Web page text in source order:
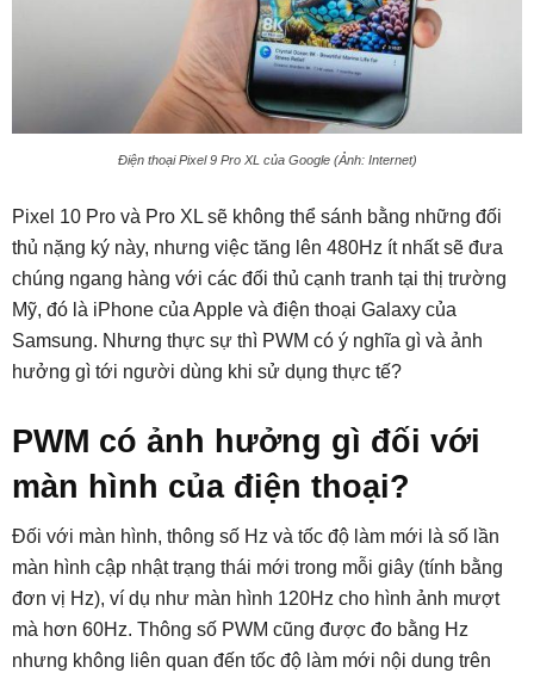
Điện thoại Pixel 9 Pro XL của Google (Ảnh: Internet)
Pixel 10 Pro và Pro XL sẽ không thể sánh bằng những đối
thủ nặng ký này, nhưng việc tăng lên 480Hz ít nhất sẽ đưa
chúng ngang hàng với các đối thủ cạnh tranh tại thị trường
Mỹ, đó là iPhone của Apple và điện thoại Galaxy của
Samsung. Nhưng thực sự thì PWM có ý nghĩa gì và ảnh
hưởng gì tới người dùng khi sử dụng thực tế?
PWM có ảnh hưởng gì đối với
màn hình của điện thoại?
Đối với màn hình, thông số Hz và tốc độ làm mới là số lần
màn hình cập nhật trạng thái mới trong mỗi giây (tính bằng
đơn vị Hz), ví dụ như màn hình 120Hz cho hình ảnh mượt
mà hơn 60Hz. Thông số PWM cũng được đo bằng Hz
nhưng không liên quan đến tốc độ làm mới nội dung trên